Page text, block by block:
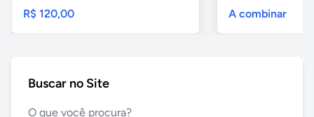
R$ 120,00 A combinar
Buscar no Site